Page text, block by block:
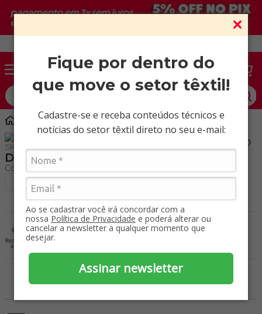
Fique por dentro do
que move o setor têxtil!
Cadastre-se e receba conteúdos técnicos e
notícias do setor têxtil direto no seu e-mail:
Ao se cadastrar você irá concordar com a
nossa Política de Privacidade e poderá alterar ou
cancelar a newsletter a qualquer momento que
desejar.
Assinar newsletter
O que você procura?
Marroquinaria Poliéster Denver / Mt
SKU 50423000
Denver / Mt
+ Ver cores
Repele a água.
Resistente à água